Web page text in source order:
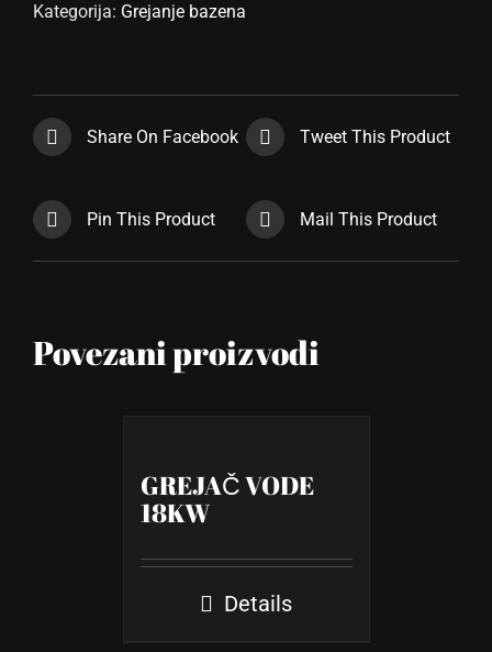
Kategorija: Grejanje bazena
Share On Facebook Tweet This Product
Pin This Product Mail This Product
Povezani proizvodi
GREJAČ VODE
18KW
Details